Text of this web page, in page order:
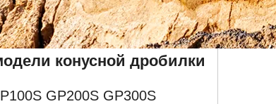
конусной дробилки
GP200S GP300S